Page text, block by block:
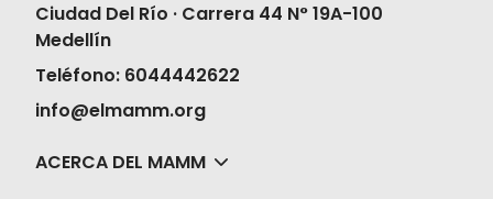
Ciudad Del Río · Carrera 44 N° 19A-100
Medellín
Teléfono: 6044442622
info@elmamm.org
ACERCA DEL MAMM